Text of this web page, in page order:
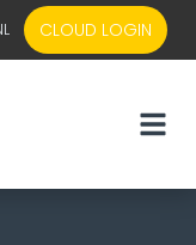
CLOUD LOGIN